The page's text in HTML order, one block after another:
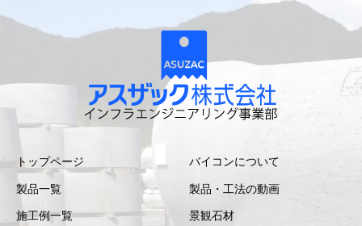
トップページ
製品一覧
施工例一覧
バイコンについて
製品・工法の動画
景観石材